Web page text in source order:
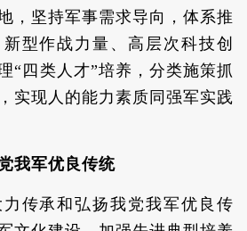
，坚持军事需求导向，体系推
型作战力量、高层次科技创
“四类人才”培养，分类施策抓
实现人的能力素质同强军实践
我军优良传统
传承和弘扬我党我军优良传